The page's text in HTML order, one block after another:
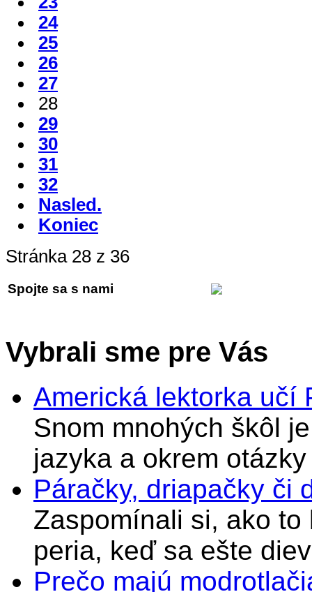
24
25
26
27
28
29
30
31
32
Nasled.
Koniec
Stránka 28 z 36
Spojte sa s nami
Vybrali sme pre Vás
Americká lektorka učí
Snom mnohých škôl
jazyka a okrem
Páračky, driapačky či
Zaspomínali si, ako
peria, keď sa ešte
Prečo majú